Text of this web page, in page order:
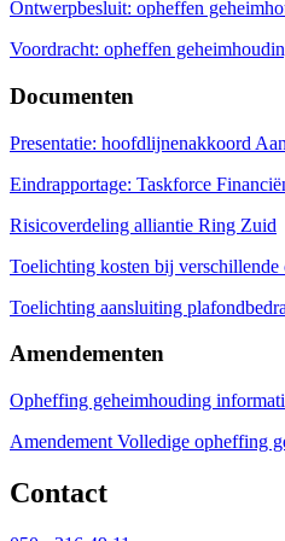
Ontwerpbesluit: opheffen
Voordracht: opheffen
Documenten
Presentatie: hoofdlijnenakkoord
Eindrapportage: Taskforce
Risicoverdeling alliantie Ring Zuid
Toelichting kosten bij verschillende
Toelichting aansluiting
Amendementen
Opheffing geheimhouding
Amendement Volledige opheffing
Contact